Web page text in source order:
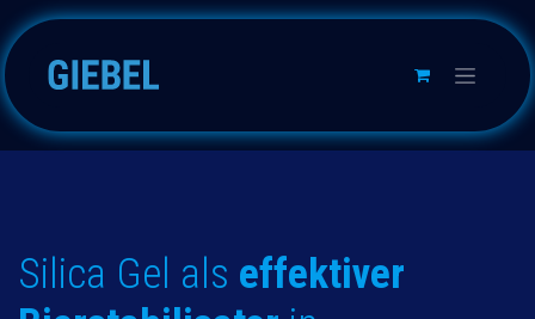
Skip to Content
Silica Gel als effektiver